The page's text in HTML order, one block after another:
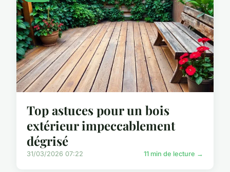
Top astuces pour un bois
extérieur impeccablement
dégrisé
31/03/2026 07:22 11 min de lecture →